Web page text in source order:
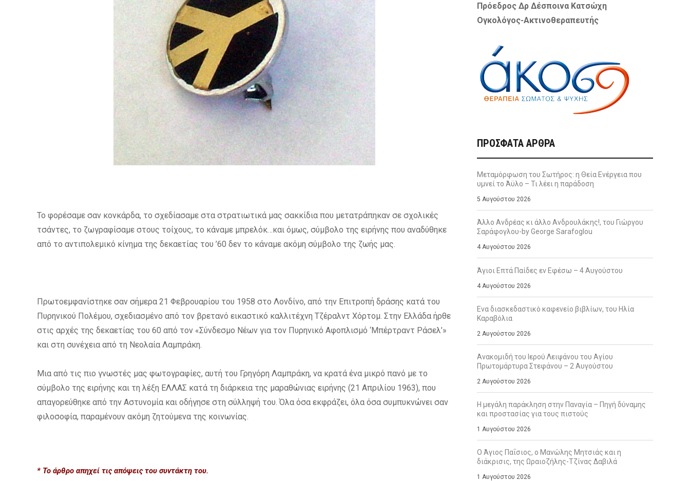
Το φορέσαμε σαν κονκάρδα, το σχεδίασαμε στα στρατιωτικά μας σακκίδια που μετατράπηκαν σε σχολικές
τσάντες, το ζωγραφίσαμε στους τοίχους, το κάναμε μπρελόκ…και όμως, σύμβολο της ειρήνης που αναδύθηκε
από το αντιπολεμικό κίνημα της δεκαετίας του ’60 δεν το κάναμε ακόμη σύμβολο της ζωής μας.
Πρωτοεμφανίστηκε σαν σήμερα 21 Φεβρουαρίου του 1958 στο Λονδίνο, από την Επιτροπή δράσης κατά του
Πυρηνικού Πολέμου, σχεδιασμένο από τον βρετανό εικαστικό καλλιτέχνη Τζέραλντ Χόρτομ. Στην Ελλάδα ήρθε
στις αρχές της δεκαετίας του 60 από τον «Σύνδεσμο Νέων για τον Πυρηνικό Αφοπλισμό ‘Μπέρτραντ Ράσελ’»
και στη συνέχεια από τη Νεολαία Λαμπράκη.
Μια από τις πιο γνωστές μας φωτογραφίες, αυτή του Γρηγόρη Λαμπράκη, να κρατά ένα μικρό πανό με το
σύμβολο της ειρήνης και τη λέξη ΕΛΛΑΣ κατά τη διάρκεια της μαραθώνιας ειρήνης (21 Απριλίου 1963), που
απαγορεύθηκε από την Αστυνομία και οδήγησε στη σύλληψή του. Όλα όσα εκφράζει, όλα όσα συμπυκνώνει σαν
φιλοσοφία, παραμένουν ακόμη ζητούμενα της κοινωνίας.
* Το άρθρο απηχεί τις απόψεις του συντάκτη του.
Πρόεδρος Δρ Δέσποινα Κατσώχη
Ογκολόγος-Ακτινοθεραπευτής
ΠΡΌΣΦΑΤΑ ΆΡΘΡΑ
Μεταμόρφωση του Σωτήρος: η Θεία Ενέργεια που
υμνεί το Άϋλο – Τι λέει η παράδοση
5 Αυγούστου 2026
Άλλο Ανδρέας κι άλλο Ανδρουλάκης!, του Γιώργου
Σαράφογλου-by George Sarafoglou
4 Αυγούστου 2026
Άγιοι Επτά Παίδες εν Εφέσω – 4 Αυγούστου
4 Αυγούστου 2026
Ενα διασκεδαστικό καφενείο βιβλίων, του Ηλία
Καραβόλια
2 Αυγούστου 2026
Ανακομιδή του Ιερού Λειψάνου του Αγίου
Πρωτομάρτυρα Στεφάνου – 2 Αυγούστου
2 Αυγούστου 2026
Η μεγάλη παράκληση στην Παναγία – Πηγή δύναμης
και προστασίας για τους πιστούς
1 Αυγούστου 2026
Ο Άγιος Παΐσιος, ο Μανώλης Μητσιάς και η
διάκρισις, της Ωραιοζήλης-Τζίνας Δαβιλά
1 Αυγούστου 2026